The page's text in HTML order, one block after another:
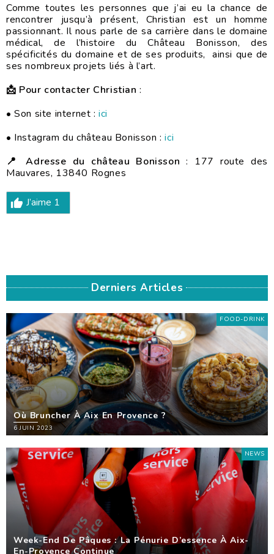
Comme toutes les personnes que j’ai eu la chance de
rencontrer jusqu’à présent, Christian est un homme
passionnant. Il nous parle de sa carrière dans le domaine
médical, de l’histoire du Château Bonisson, des
spécificités du domaine et de ses produits, ainsi que de
ses nombreux projets liés à l’art.
📩 Pour contacter Christian :
• Son site internet :ici
• Instagram du château Bonisson :ici
📍 Adresse du château Bonisson: 177 route des
Mauvares, 13840 Rognes
J’aime 1
Derniers Articles
FOOD-DRINK
Où Bruncher À Aix En Provence ?
6 JUIN 2023
NEWS
Week-End De Pâques : La Pénurie D’essence À Aix-
En-Provence Continue